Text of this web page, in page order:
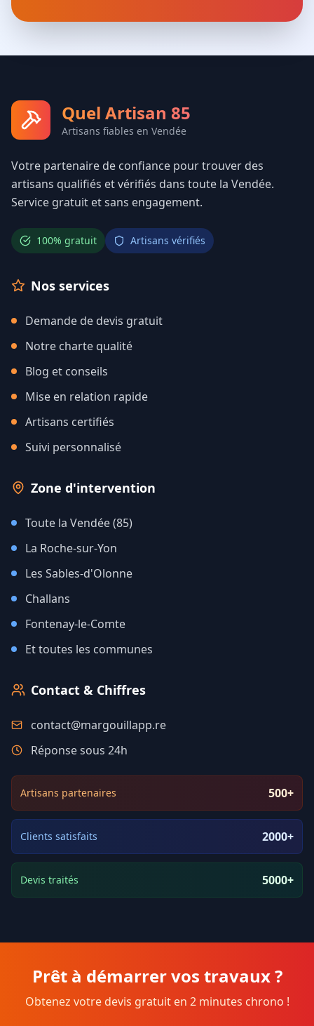
Quel Artisan 85
Artisans fiables en Vendée
Votre partenaire de confiance pour trouver des
artisans qualifiés et vérifiés dans toute la Vendée.
Service gratuit et sans engagement.
100% gratuit Artisans vérifiés
Nos services
Demande de devis gratuit
Notre charte qualité
Blog et conseils
Mise en relation rapide
Artisans certifiés
Suivi personnalisé
Zone d'intervention
Toute la Vendée (85)
La Roche-sur-Yon
Les Sables-d'Olonne
Challans
Fontenay-le-Comte
Et toutes les communes
Contact & Chiffres
contact@margouillapp.re
Réponse sous 24h
Artisans partenaires 500+
Clients satisfaits 2000+
Devis traités 5000+
Prêt à démarrer vos travaux ?
Obtenez votre devis gratuit en 2 minutes chrono !